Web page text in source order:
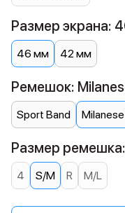
Размер экрана:
46 мм 42 мм
Ремешок:
Sport Band
Размер
4 S/M R M/L